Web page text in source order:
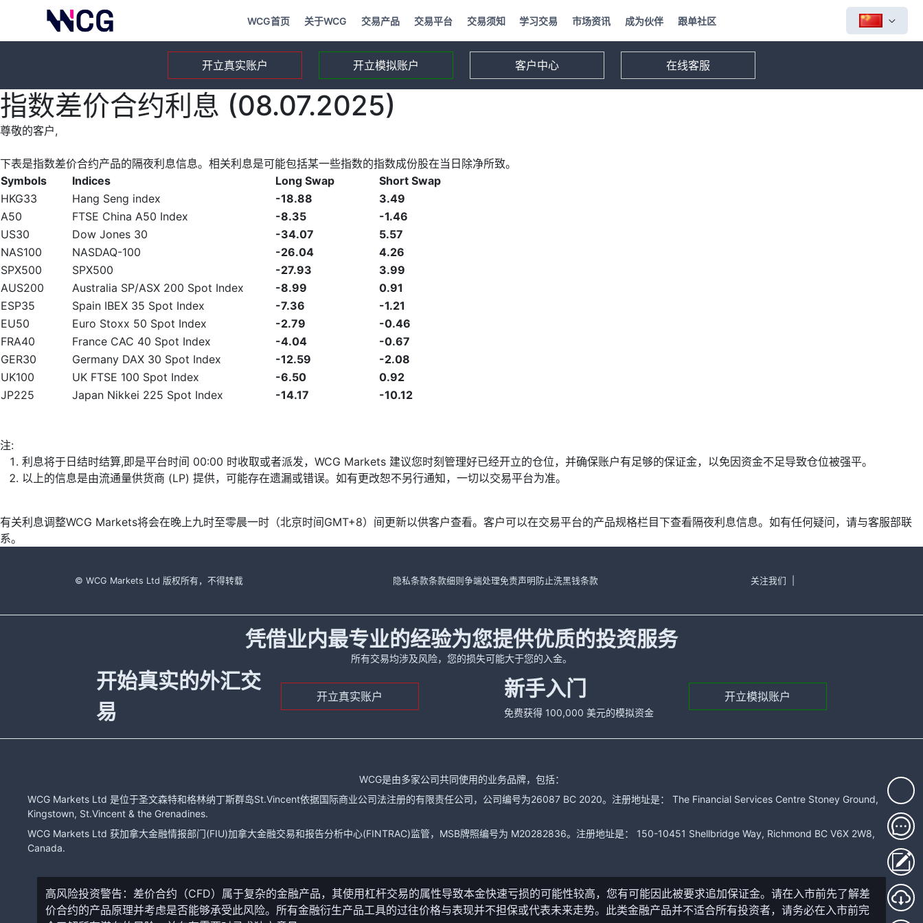
WCG首页 关于WCG 交易产品 交易平台 交易须知 学习交易 市场资讯 成为伙伴 跟单社区
开立真实账户 开立模拟账户 客户中心 在线客服
指数差价合约利息 (08.07.2025)
尊敬的客户,
下表是指数差价合约产品的隔夜利息信息。相关利息是可能包括某一些指数的指数成份股在当日除净所致。
Symbols
Indices Long Swap
Short Swap
HKG33
Hang Seng index -18.88
3.49
A50
FTSE China A50 Index -8.35
-1.46
US30
Dow Jones 30 -34.07
5.57
NAS100
NASDAQ-100 -26.04
4.26
SPX500
SPX500 -27.93
3.99
AUS200
Australia SP/ASX 200 Spot Index -8.99
0.91
ESP35
Spain IBEX 35 Spot Index -7.36
-1.21
EU50
Euro Stoxx 50 Spot Index -2.79
-0.46
FRA40
France CAC 40 Spot Index -4.04
-0.67
GER30
Germany DAX 30 Spot Index -12.59
-2.08
UK100
UK FTSE 100 Spot Index -6.50
0.92
JP225
Japan Nikkei 225 Spot Index -14.17 -10.12
注:
利息将于日结时结算,即是平台时间 00:00 时收取或者派发，WCG Markets 建议您时刻管理好已经开立的仓位，并确保账户有足够的保证金，以免因资金不足导致仓位被强平。
以上的信息是由流通量供货商 (LP) 提供，可能存在遗漏或错误。如有更改恕不另行通知，一切以交易平台为准。
有关利息调整WCG Markets将会在晚上九时至零晨一时（北京时间GMT+8）间更新以供客户查看。客户可以在交易平台的产品规格栏目下查看隔夜利息信息。如有任何疑问，请与客服部联
系。
© WCG Markets Ltd 版权所有，不得转载 隐私条款条款细则 争端处理免责声明 防止洗黑钱条款 关注我们
凭借业内最专业的经验为您提供优质的投资服务
所有交易均涉及风险，您的损失可能大于您的入金。
开始真实的外汇交
易
开立真实账户 新手入门
免费获得 100,000 美元的模拟资金
开立模拟账户
WCG是由多家公司共同使用的业务品牌，包括：
WCG Markets Ltd 是位于圣文森特和格林纳丁斯群岛St.Vincent依据国际商业公司法注册的有限责任公司，公司编号为26087 BC 2020。注册地址是： The Financial Services Centre Stoney Ground,
Kingstown, St.Vincent & the Grenadines.
WCG Markets Ltd 获加拿大金融情报部门(FIU)加拿大金融交易和报告分析中心(FINTRAC)监管，MSB牌照编号为 M20282836。注册地址是： 150-10451 Shellbridge Way, Richmond BC V6X 2W8,
Canada.
高风险投资警告：差价合约（CFD）属于复杂的金融产品，其使用杠杆交易的属性导致本金快速亏损的可能性较高，您有可能因此被要求追加保证金。请在入市前先了解差
价合约的产品原理并考虑是否能够承受此风险。所有金融衍生产品工具的过往价格与表现并不担保或代表未来走势。此类金融产品并不适合所有投资者，请务必在入市前完